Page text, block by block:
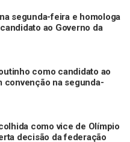
segunda-feira e homologa
ao Governo da
como candidato ao
convenção na segunda-
como vice de Olímpio
decisão da federação